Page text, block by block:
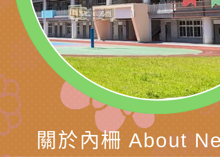
代愛在陪伴」、「親
時光」海報
礙者中小學生環保繪
訊
辦理115年原住民家
『原原』不絕－親子
會」
桃園市大溪區田心國
理「桃園市115年度
職員及家長特教知能
轉知中華民國全國家
會（以下簡稱全家協
115年國民小學學生
轉知台中市身心障礙
協會辦理「臺中市第
之光身心障礙繪畫徵
展」活動
檢送國立臺南大學
視覺障礙學生儀表及
學研習」實施計畫(
「區域職業試探與體
心」、「自造教育及
轉知本市辦理「115
關於內柵 About